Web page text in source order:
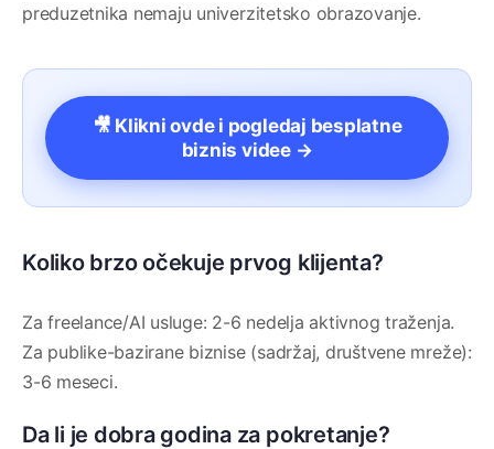
preduzetnika nemaju univerzitetsko obrazovanje.
🎥 Klikni ovde i pogledaj besplatne
biznis videe →
Koliko brzo očekuje prvog klijenta?
Za freelance/AI usluge: 2-6 nedelja aktivnog traženja.
Za publike-bazirane biznise (sadržaj, društvene mreže):
3-6 meseci.
Da li je dobra godina za pokretanje?